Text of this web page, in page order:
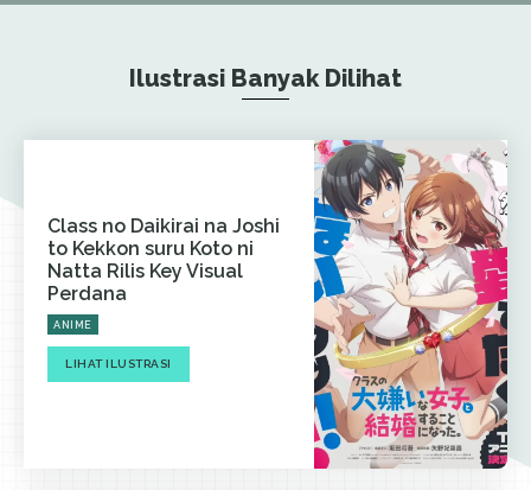
Ilustrasi Banyak Dilihat
Class no Daikirai na Joshi
to Kekkon suru Koto ni
Natta Rilis Key Visual
Perdana
ANIME
LIHAT ILUSTRASI